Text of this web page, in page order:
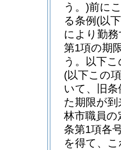
う。)前に
る条例 (以
により勤
第1項の期
う。以下
(以下この
いて、旧
た期限が
林市職員
条第1項各
を得て、